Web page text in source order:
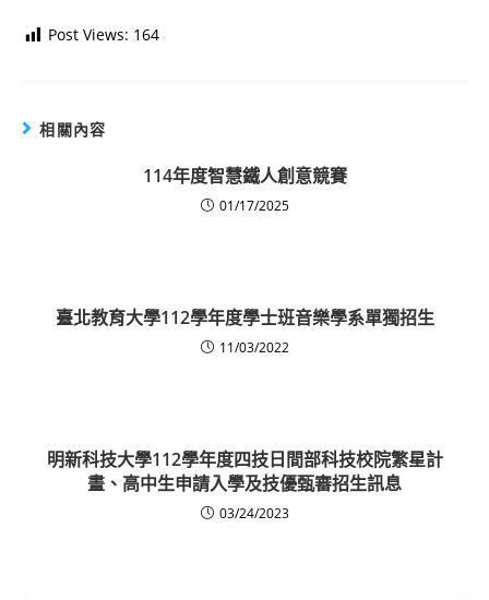
Post Views: 164
相關內容
114年度智慧鐵人創意競賽
01/17/2025
臺北教育大學112學年度學士班音樂學系單獨招生
11/03/2022
明新科技大學112學年度四技日間部科技校院繁星計
畫、高中生申請入學及技優甄審招生訊息
03/24/2023